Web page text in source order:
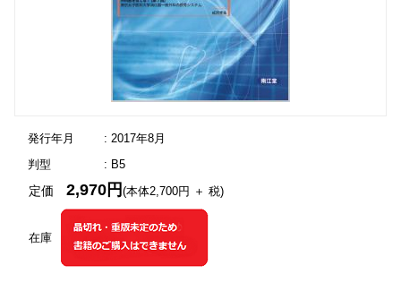
発行年月
: 2017年8月
判型
: B5
在庫
定価2,970円(本体2,700円 ＋ 税)